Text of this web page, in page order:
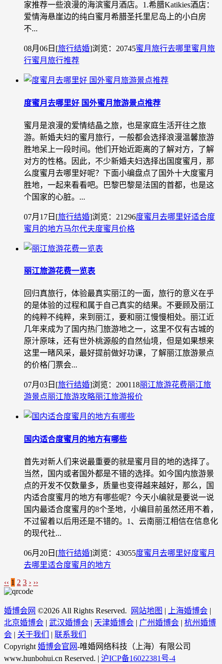
家推荐一些浪漫的海滨蜜月酒店。1.希腊Katikies酒店：
爱情海悬崖边的纯白蜜月希腊圣托里尼岛上的小白房
不...
08月06日 [旅行结婚]浏览：20745蜜月旅行去哪里蜜月旅
行蜜月旅行推荐
度蜜月去哪里好 国外蜜月旅游景点推荐
蜜月是浪漫的爱情结晶之旅，也是家庭生活开往之旅
游。新婚夫妇的蜜月旅行，一般都会选择浪漫温馨旅游
胜地呆上一段时间。他们开始近距离的了解对方，了解
对方的性格。因此，不少新婚夫妇选择出国度蜜月，那
么度蜜月去哪里好呢？下面小编盘点了国外十大度蜜月
胜地，一起来看看吧。巴黎巴黎是法国的首都，也是这
个国家的心脏。...
07月17日 [旅行结婚]浏览：21296度蜜月去哪里好适合度
蜜月的地方马尔代夫度蜜月价格
丽江旅游花费一览表
回归真旅行，体验最真实丽江的一面，旅行的意义在乎
的是体验的过程和属于自己真实的结果。不要顾及丽江
的纯粹不纯粹，来到丽江，要和丽江慢慢相处。丽江近
几年来成为了国内热门旅游地之一，这里不仅有古城的
原汁原味，还有世外桃源般的自然仙境，但是如果想来
这里一睹风采，最好提前做好功课，了解丽江旅游景点
的价格门票会...
07月03日 [旅行结婚]浏览：200118丽江旅游花费丽江旅
游景点丽江旅游攻略丽江旅游报价
国内适合度蜜月的地方有哪些
首先对新人们来说最重要的就是蜜月目的地的选择了。
当然，国内或者国外都是不错的选择。如今国内旅游景
点的开发不仅数量多，质量也变得越来越好，那么，国
内适合度蜜月的地方有哪些呢？今天小编就是要说一说
国内最适合度蜜月的8个圣地，小编目前虽然还用不着，
不过留着以后用还是不错的。1、云南丽江相信在信息化
的现代社...
06月20日 [旅行结婚]浏览：43055度蜜月去哪里好度蜜月
去哪里适合度蜜月的地方
‹‹ 1 2 3 › ››
婚博会网 ©2026 All Rights Reserved. 网站地图 | 上海婚博会 |
北京婚博会 | 武汉婚博会 | 天津婚博会 | 广州婚博会 | 杭州婚博
会 | 关于我们 | 联系我们
Copyright 婚博会官网-唯婚网络科技（上海）有限公司
www.hunbohui.cn Reserved. | 沪ICP备16022381号-4